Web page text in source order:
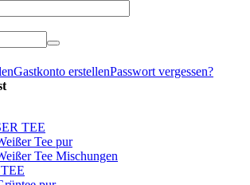
Gastkonto erstellenPasswort vergessen?
TEE
Tee pur
Tee Mischungen